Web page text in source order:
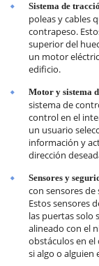
Sistema de
poleas y cables
contrapeso.
superior del
un motor
edificio.
Motor y sistema
sistema de
control en el
un usuario
información y
dirección
Sensores y
con sensores de
Estos sensores
las puertas solo
alineado con el
obstáculos en el
si algo o